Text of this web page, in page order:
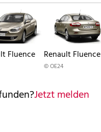
Fluence Renault Fluence
© OE24
Jetzt melden